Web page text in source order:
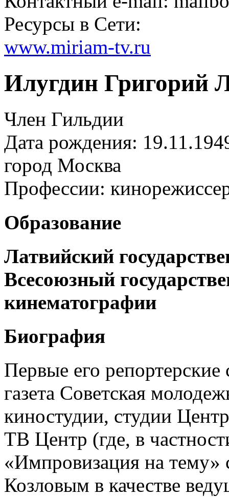
Ресурсы в Сети:
www.miriam-tv.ru
Илугдин Григорий
Член Гильдии
Дата рождения:
город Москва
Профессии:
Образование
Латвийский
Всесоюзный
кинематографии
Биография
Первые его
газета Советская
киностудии, студии
ТВ Центр (где, в
«Импровизация на тему»
Козловым в качестве